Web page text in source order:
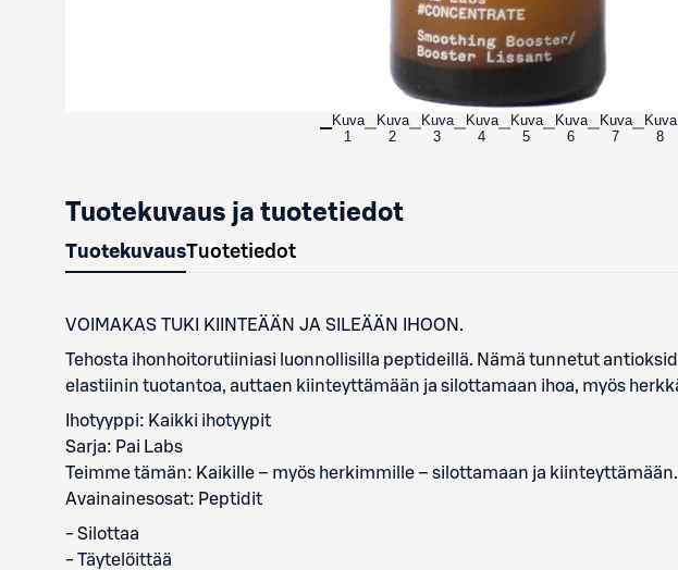
Kuva
1
Kuva
2
Kuva
3
Kuva
4
Kuva
5
Kuva
6
Kuva
7
Kuva
8
Tuotekuvaus ja tuotetiedot
TuotekuvausTuotetiedot
VOIMAKAS TUKI KIINTEÄÄN JA SILEÄÄN IHOON.
Tehosta ihonhoitorutiiniasi luonnollisilla peptideillä. Nämä tunnetut
elastiinin tuotantoa, auttaen kiinteyttämään ja silottamaan ihoa, myös
Ihotyyppi: Kaikki ihotyypit
Sarja: Pai Labs
Teimme tämän: Kaikille – myös herkimmille – silottamaan ja kiinteyttämään.
Avainainesosat: Peptidit
- Silottaa
- Täytelöittää